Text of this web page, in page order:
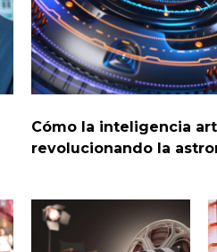
Cómo la inteligencia
revolucionando la